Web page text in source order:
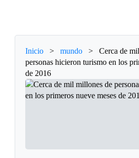
Inicio > mundo >
Cerca de
personas hicieron turismo en los
de 2016